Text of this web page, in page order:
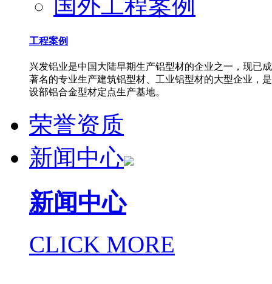
国外工程案例
工程案例
兴发铝业是中国大陆早期生产铝型材的企业之一，现已
著名的专业生产建筑铝型材、工业铝型材的大型企业，
设部铝合金型材定点生产基地。
荣誉资质
新闻中心
新闻中心
CLICK MORE